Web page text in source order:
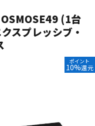
パーカッション
OSMOSE49 (1台
スプレッシブ・
ポイント
10%還元